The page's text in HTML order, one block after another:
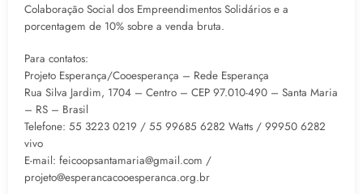
Colaboração Social dos Empreendimentos Solidários e a
porcentagem de 10% sobre a venda bruta.
Para contatos:
Projeto Esperança/Cooesperança – Rede Esperança
Rua Silva Jardim, 1704 – Centro – CEP 97.010-490 – Santa Maria
– RS – Brasil
Telefone: 55 3223 0219 / 55 99685 6282 Watts / 99950 6282
vivo
E-mail: feicoopsantamaria@gmail.com /
projeto@esperancacooesperanca.org.br